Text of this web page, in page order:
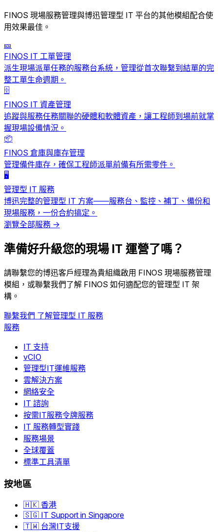
FINOS 現場服務管理與博迅管理型 IT 平台的其他模組配合使
用效果最佳。
🎫
FINOS IT 工單管理
派生現場派單任務的服務台系統，管理從首次聯繫到結單的完
整工單生命週期。
🗄️
FINOS IT 資產管理
追蹤與服務任務關聯的硬體和軟體資產，讓工程師到場前就掌
握現場設備情況。
📦
FINOS 倉庫與庫存管理
管理備件庫存，確保工程師派單前備有所需零件。
🖥️
管理型 IT 服務
博迅完整的管理型 IT 方案——服務台、監控、補丁、備份和
現場服務，一份合約搞定。
瀏覽全部服務 →
準備好升級您的現場 IT 運營了嗎？
請聯繫您的博迅客戶經理為貴組織啟用 FINOS 現場服務管理
模組，或聯繫我們了解 FINOS 如何適配您的管理型 IT 架
構。
聯繫我們 了解管理型 IT 服務
服務
IT 支持
vCIO
管理型IT運維服務
雲解決方案
網絡安全
IT 諮詢
按需IT服務令牌服務
IT 服務轉型實踐
服務場景
全球覆蓋
標準工具清單
按地區
🇭🇰 香港
🇸🇬 IT Support in Singapore
🇹🇼 台灣IT支援